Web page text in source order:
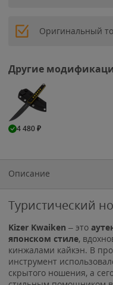
Оригинальный
Другие
4 480₽
Описание
Туристический
Kizer Kwaiken – это
японском стиле,
кинжалами кайкэн. В
инструмент
скрытого ношения, а